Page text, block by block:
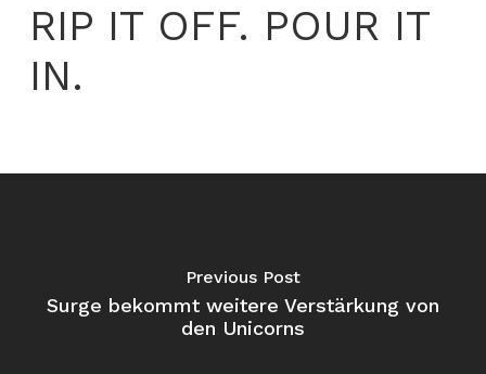
RIP IT OFF. POUR IT
IN.
Previous Post
Surge bekommt weitere Verstärkung von
den Unicorns